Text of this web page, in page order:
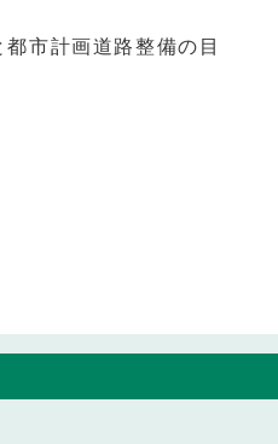
市計画道路整備の目